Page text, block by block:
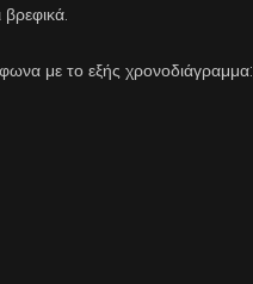
με το εξής χρονοδιάγραμμα: